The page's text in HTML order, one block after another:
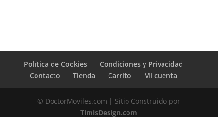
Política de Cookies
Condiciones y Privacidad
Contacto
Tienda Carrito Mi cuenta
© DoctorMoviles.com | Sitio Construido por
TimisDesign.com